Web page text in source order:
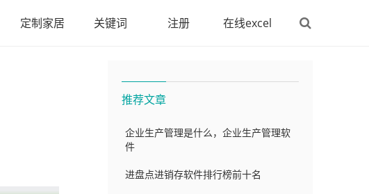
定制家居 关键词 注册 在线excel
推荐文章
企业生产管理是什么，企业生产管理软
件
进盘点进销存软件排行榜前十名